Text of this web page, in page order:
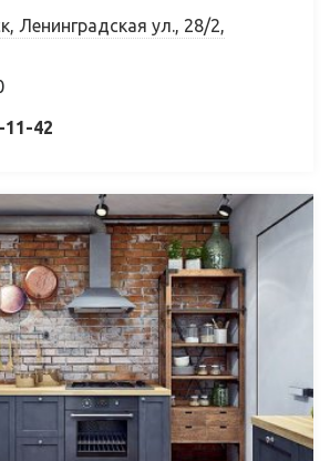
Ленинградская ул., 28/2,
11-42